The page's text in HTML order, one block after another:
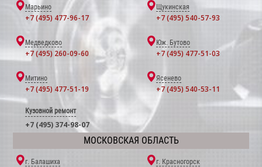
Марьино
+7 (495) 477-96-17
Щукинская
+7 (495) 540-57-93
Медведково
+7 (495) 260-09-60
Юж. Бутово
+7 (495) 477-51-03
Митино
+7 (495) 477-51-19
Ясенево
+7 (495) 540-53-11
Кузовной ремонт
+7 (495) 374-98-07
МОСКОВСКАЯ ОБЛАСТЬ
г. Балашиха г. Красногорск